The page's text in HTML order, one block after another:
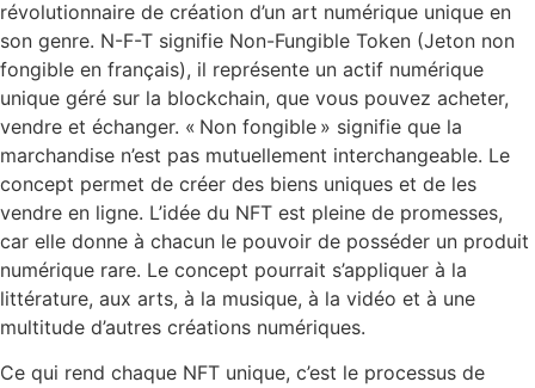
révolutionnaire de création d’un art numérique unique en
son genre. N-F-T signifie Non-Fungible Token (Jeton non
fongible en français), il représente un actif numérique
unique géré sur la blockchain, que vous pouvez acheter,
vendre et échanger. « Non fongible » signifie que la
marchandise n’est pas mutuellement interchangeable. Le
concept permet de créer des biens uniques et de les
vendre en ligne. L’idée du NFT est pleine de promesses,
car elle donne à chacun le pouvoir de posséder un produit
numérique rare. Le concept pourrait s’appliquer à la
littérature, aux arts, à la musique, à la vidéo et à une
multitude d’autres créations numériques.
Ce qui rend chaque NFT unique, c’est le processus de